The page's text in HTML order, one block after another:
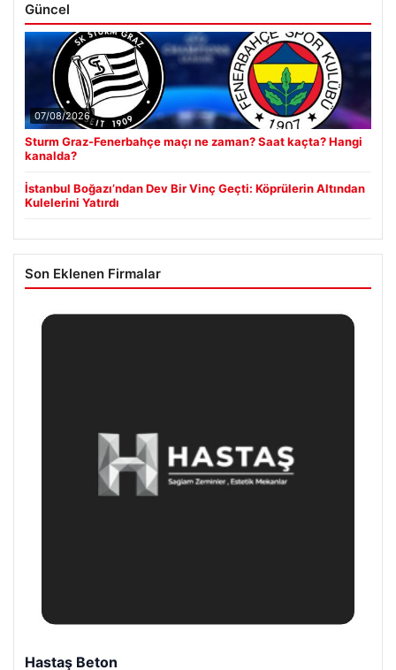
Güncel
07/08/2026
Sturm Graz-Fenerbahçe maçı ne zaman? Saat kaçta? Hangi
kanalda?
İstanbul Boğazı’ndan Dev Bir Vinç Geçti: Köprülerin Altından
Kulelerini Yatırdı
Son Eklenen Firmalar
Hastaş Beton